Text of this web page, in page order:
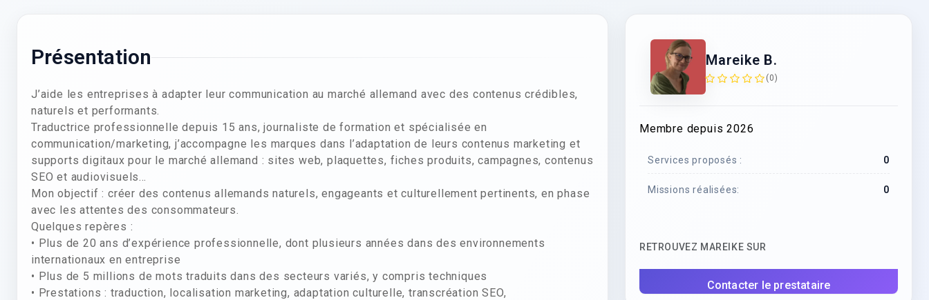
Mareike B.
(0)
Membre depuis 2026
Services proposés : 0
Missions réalisées: 0
RETROUVEZ MAREIKE SUR
Contacter le prestataire
Présentation
J’aide les entreprises à adapter leur communication au marché allemand avec des contenus crédibles,
naturels et performants.
Traductrice professionnelle depuis 15 ans, journaliste de formation et spécialisée en
communication/marketing, j’accompagne les marques dans l’adaptation de leurs contenus marketing et
supports digitaux pour le marché allemand : sites web, plaquettes, fiches produits, campagnes, contenus
SEO et audiovisuels…
Mon objectif : créer des contenus allemands naturels, engageants et culturellement pertinents, en phase
avec les attentes des consommateurs.
Quelques repères :
• Plus de 20 ans d’expérience professionnelle, dont plusieurs années dans des environnements
internationaux en entreprise
• Plus de 5 millions de mots traduits dans des secteurs variés, y compris techniques
• Prestations : traduction, localisation marketing, adaptation culturelle, transcréation SEO,